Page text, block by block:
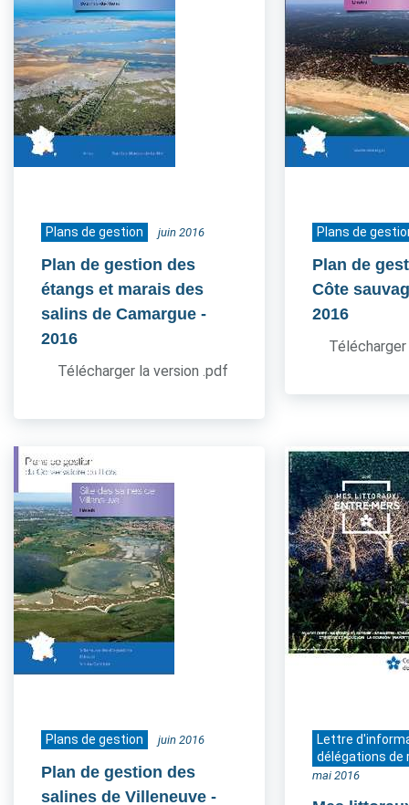
Plans de gestion juin 2016
Plan de gestion des
étangs et marais des
salins de Camargue -
2016
Télécharger la version .pdf
Plans de
Plan de
Côte
2016
Plans de gestion juin 2016
Plan de gestion des
salines de Villeneuve -
Lettre
délégations de
mai 2016